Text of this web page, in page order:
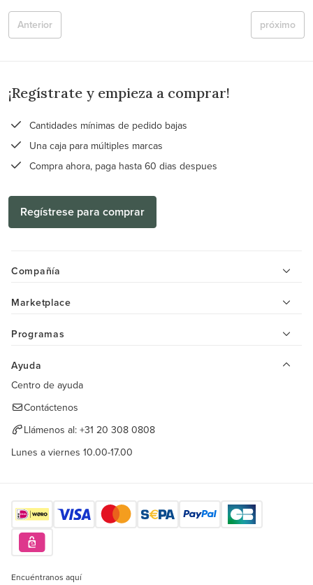
próximo
Anterior
¡Regístrate y empieza a comprar!
Cantidades mínimas de pedido bajas
Una caja para múltiples marcas
Compra ahora, paga hasta 60 dias despues
Regístrese para comprar
Compañía
Marketplace
Programas
Ayuda
Centro de ayuda
Contáctenos
Llámenos al: +31 20 308 0808
Lunes a viernes 10.00-17.00
Encuéntranos aquí